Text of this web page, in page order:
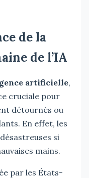
de la
de l’IA
artificielle,
cruciale pour
détournés ou
En effet, les
si
mains.
par les États-